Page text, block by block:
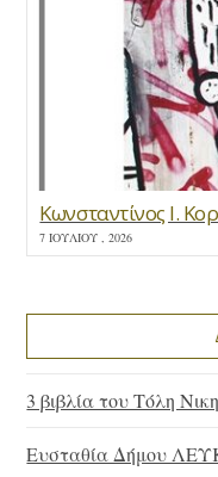
Κωνσταντίνος Ι.
7 ΙΟΥΛΊΟΥ , 2026
3 βιβλία του Τόλη
Ευσταθία Δήμου